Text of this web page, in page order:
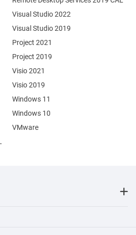
Visual Studio 2022
Visual Studio 2019
Project 2021
Project 2019
Visio 2021
Visio 2019
Windows 11
Windows 10
VMware